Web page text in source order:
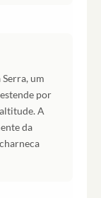
um
por
A
da